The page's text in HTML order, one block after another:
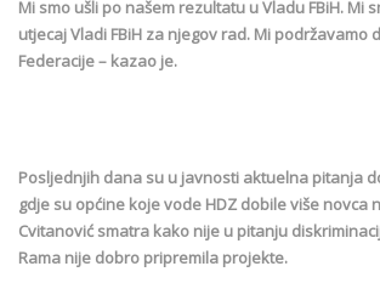
Mi smo ušli po našem rezultatu u Vladu FBiH. Mi
utjecaj Vladi FBiH za njegov rad. Mi podržavamo
Federacije – kazao je.
Posljednjih dana su u javnosti aktuelna pitanja
gdje su općine koje vode HDZ dobile više novca
Cvitanović smatra kako nije u pitanju
Rama nije dobro pripremila projekte.